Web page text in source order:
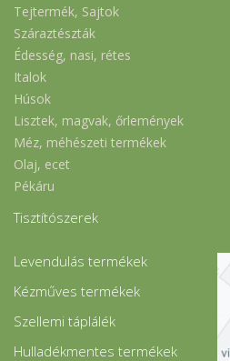
Tejtermék, Sajtok
Száraztészták
Édesség, nasi, rétes
Italok
Húsok
Lisztek, magvak, őrlemények
Méz, méhészeti termékek
Olaj, ecet
Pékáru
Tisztítószerek
Levendulás termékek
Kézműves termékek
Szellemi táplálék
Hulladékmentes termékek